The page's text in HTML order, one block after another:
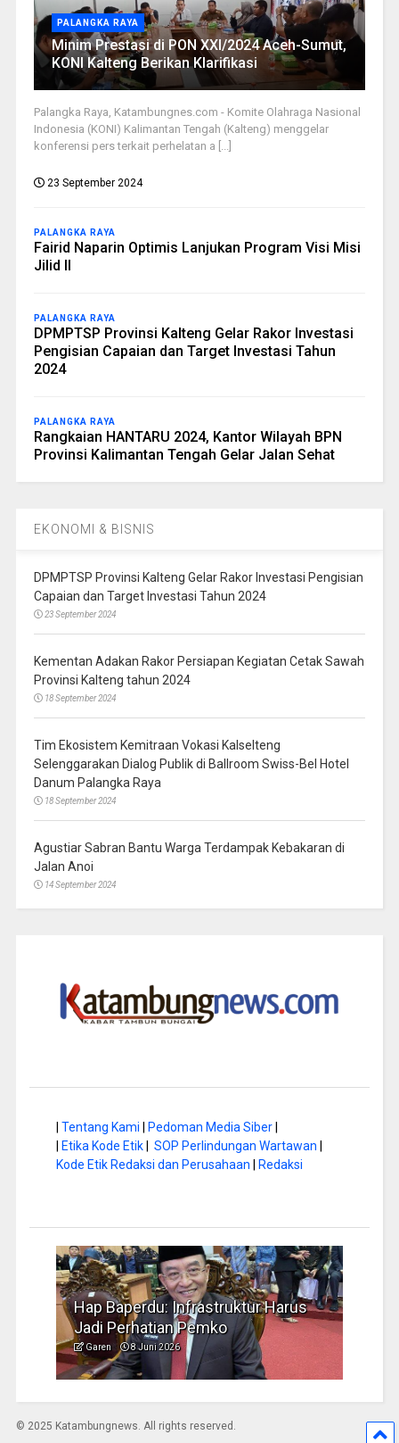
PALANGKA RAYA
Minim Prestasi di PON XXI/2024 Aceh-Sumut,
KONI Kalteng Berikan Klarifikasi
Palangka Raya, Katambungnes.com - Komite Olahraga Nasional
Indonesia (KONI) Kalimantan Tengah (Kalteng) menggelar
konferensi pers terkait perhelatan a [...]
23 September 2024
PALANGKA RAYA
Fairid Naparin Optimis Lanjukan Program Visi Misi
Jilid II
PALANGKA RAYA
DPMPTSP Provinsi Kalteng Gelar Rakor Investasi
Pengisian Capaian dan Target Investasi Tahun
2024
PALANGKA RAYA
Rangkaian HANTARU 2024, Kantor Wilayah BPN
Provinsi Kalimantan Tengah Gelar Jalan Sehat
EKONOMI & BISNIS
DPMPTSP Provinsi Kalteng Gelar Rakor Investasi Pengisian
Capaian dan Target Investasi Tahun 2024
23 September 2024
Kementan Adakan Rakor Persiapan Kegiatan Cetak Sawah
Provinsi Kalteng tahun 2024
18 September 2024
Tim Ekosistem Kemitraan Vokasi Kalselteng
Selenggarakan Dialog Publik di Ballroom Swiss-Bel Hotel
Danum Palangka Raya
18 September 2024
Agustiar Sabran Bantu Warga Terdampak Kebakaran di
Jalan Anoi
14 September 2024
Tentang Kami Pedoman Media Siber|
Etika Kode Etik| SOP Perlindungan Wartawan
Kode Etik Redaksi dan Perusahaan
Redaksi
Hap Baperdu: Infrastruktur Harus
Jadi Perhatian Pemko
Garen 8 Juni 2026
© 2025 Katambungnews. All rights reserved.